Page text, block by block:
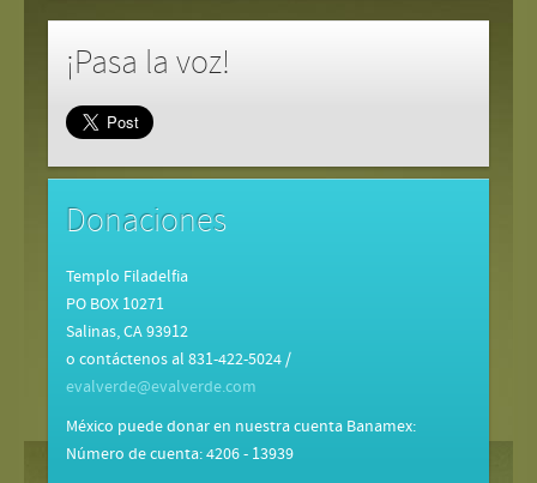
¡Pasa la voz!
Donaciones
Templo Filadelfia
PO BOX 10271
Salinas, CA 93912
o contáctenos al 831-422-5024 /
evalverde@evalverde.com
México puede donar en nuestra cuenta Banamex:
Número de cuenta: 4206 - 13939